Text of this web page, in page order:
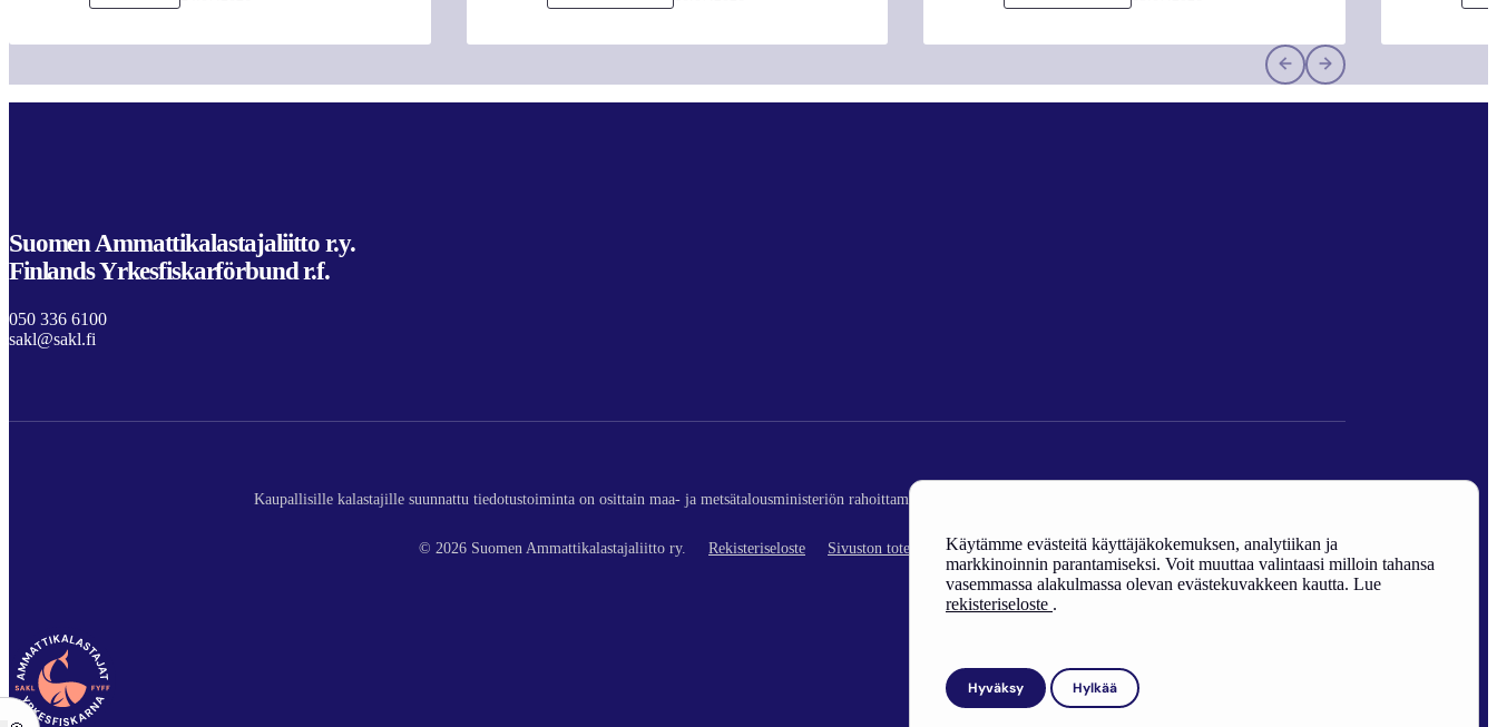
Käytämme evästeitä käyttäjäkokemuksen, analytiikan ja
markkinoinnin parantamiseksi. Voit muuttaa valintaasi milloin tahansa
vasemmassa alakulmassa olevan evästekuvakkeen kautta. Lue
rekisteriseloste .
Hyväksy Hylkää
Suomen Ammattikalastajaliitto r.y.
Finlands Yrkesfiskarförbund r.f.
050 336 6100
sakl@sakl.fi
Kaupallisille kalastajille suunnattu tiedotustoiminta on osittain maa- ja metsätalousministeriön rahoittamaa (kalatalouden edistäminen).
© 2026 Suomen Ammattikalastajaliitto ry. Rekisteriseloste Sivuston toteutus